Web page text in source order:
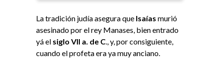
La tradición judía asegura que Isaías murió
asesinado por el rey Manases, bien entrado
yá el siglo VII a. de C., y, por consiguiente,
cuando el profeta era ya muy anciano.